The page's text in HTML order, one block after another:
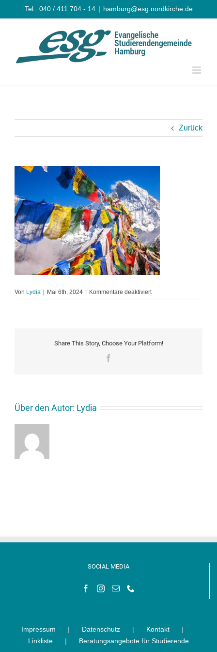
Inhalt
Tel.: 040 / 411 704 - 14 | hamburg@esg.nordkirche.de
Zurück
Von Lydia | Mai 6th, 2024 | Kommentare deaktiviertfür
Nepal
Share This Story, Choose Your Platform!
Über den Autor: Lydia
SOCIAL MEDIA
Impressum Datenschutz
Kontakt
Linkliste
Beratungsangebote für Studierende